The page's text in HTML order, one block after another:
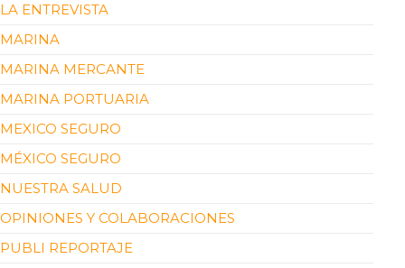
LA ENTREVISTA
MARINA
MARINA MERCANTE
MARINA PORTUARIA
MEXICO SEGURO
MÉXICO SEGURO
NUESTRA SALUD
OPINIONES Y COLABORACIONES
PUBLI REPORTAJE